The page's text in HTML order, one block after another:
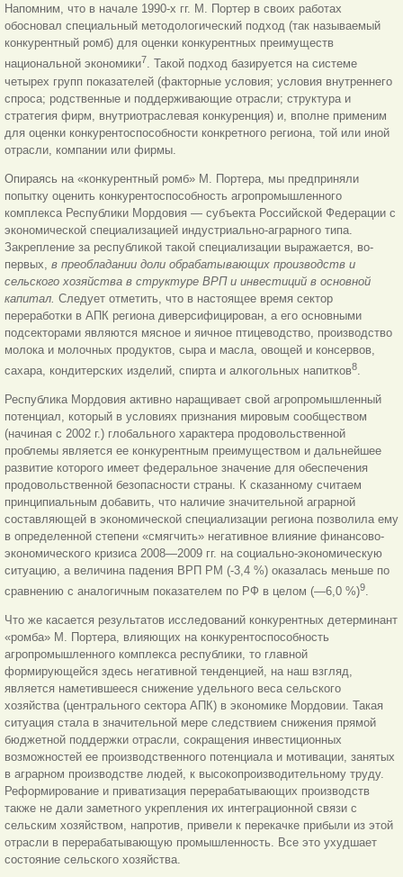
Напомним, что в начале 1990-х гг. М. Портер в своих работах
обосновал специальный методологический подход (так называемый
конкурентный ромб) для оценки конкурентных преимуществ
национальной экономики7. Такой подход базируется на системе
четырех групп показателей (факторные условия; условия внутреннего
спроса; родственные и поддерживающие отрасли; структура и
стратегия фирм, внутриотраслевая конкуренция) и, вполне применим
для оценки конкурентоспособности конкретного региона, той или иной
отрасли, компании или фирмы.
Опираясь на «конкурентный ромб» М. Портера, мы предприняли
попытку оценить конкурентоспособность агропромышленного
комплекса Республики Мордовия — субъекта Российской Федерации с
экономической специализацией индустриально-аграрного типа.
Закрепление за республикой такой специализации выражается, во-
первых, в преобладании доли обрабатывающих производств и
сельского хозяйства в структуре ВРП и инвестиций в основной
капитал. Следует отметить, что в настоящее время сектор
переработки в АПК региона диверсифицирован, а его основными
подсекторами являются мясное и яичное птицеводство, производство
молока и молочных продуктов, сыра и масла, овощей и консервов,
сахара, кондитерских изделий, спирта и алкогольных напитков8.
Республика Мордовия активно наращивает свой агропромышленный
потенциал, который в условиях признания мировым сообществом
(начиная с 2002 г.) глобального характера продовольственной
проблемы является ее конкурентным преимуществом и дальнейшее
развитие которого имеет федеральное значение для обеспечения
продовольственной безопасности страны. К сказанному считаем
принципиальным добавить, что наличие значительной аграрной
составляющей в экономической специализации региона позволила ему
в определенной степени «смягчить» негативное влияние финансово-
экономического кризиса 2008—2009 гг. на социально-экономическую
ситуацию, а величина падения ВРП РМ (-3,4 %) оказалась меньше по
сравнению с аналогичным показателем по РФ в целом (—6,0 %)9.
Что же касается результатов исследований конкурентных детерминант
«ромба» М. Портера, влияющих на конкурентоспособность
агропромышленного комплекса республики, то главной
формирующейся здесь негативной тенденцией, на наш взгляд,
является наметившееся снижение удельного веса сельского
хозяйства (центрального сектора АПК) в экономике Мордовии. Такая
ситуация стала в значительной мере следствием снижения прямой
бюджетной поддержки отрасли, сокращения инвестиционных
возможностей ее производственного потенциала и мотивации, занятых
в аграрном производстве людей, к высокопроизводительному труду.
Реформирование и приватизация перерабатывающих производств
также не дали заметного укрепления их интеграционной связи с
сельским хозяйством, напротив, привели к перекачке прибыли из этой
отрасли в перерабатывающую промышленность. Все это ухудшает
состояние сельского хозяйства.